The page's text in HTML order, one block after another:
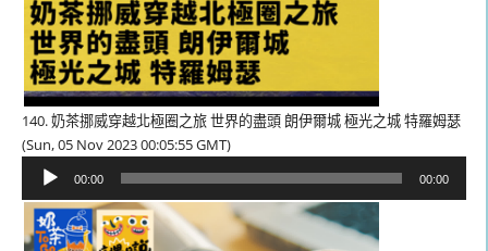
140. 奶茶挪威穿越北極圈之旅 世界的盡頭 朗伊爾城 極光之城 特羅姆瑟
(Sun, 05 Nov 2023 00:05:55 GMT)
播
放
00:00 00:00